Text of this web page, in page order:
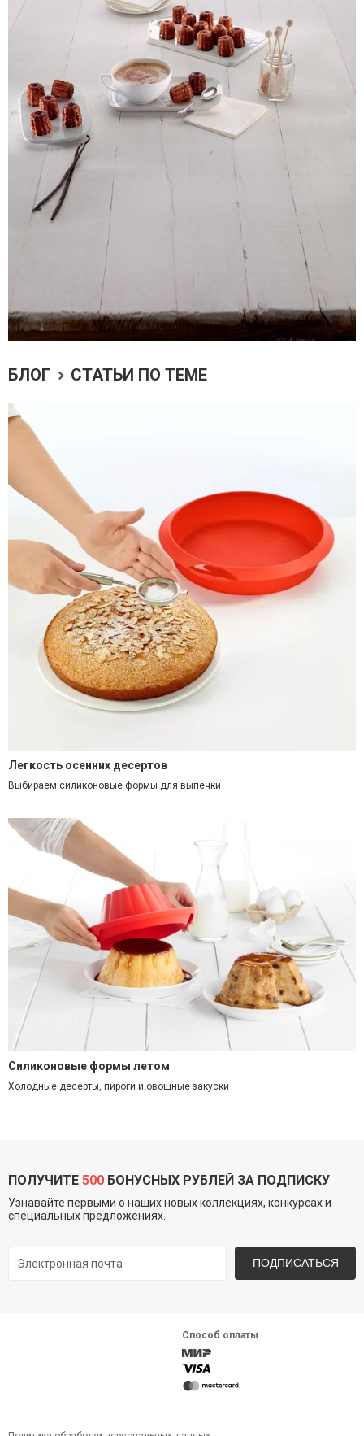
БЛОГ СТАТЬИ ПО ТЕМЕ
Легкость осенних десертов
Выбираем силиконовые формы для выпечки
Силиконовые формы летом
Холодные десерты, пироги и овощные закуски
ПОЛУЧИТЕ 500 БОНУСНЫХ РУБЛЕЙ ЗА ПОДПИСКУ
Узнавайте первыми о наших новых коллекциях, конкурсах и
специальных предложениях.
ПОДПИСАТЬСЯ
Способ оплаты